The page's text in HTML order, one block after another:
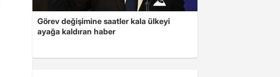
Görev değişimine saatler kala ülkeyi
ayağa kaldıran haber